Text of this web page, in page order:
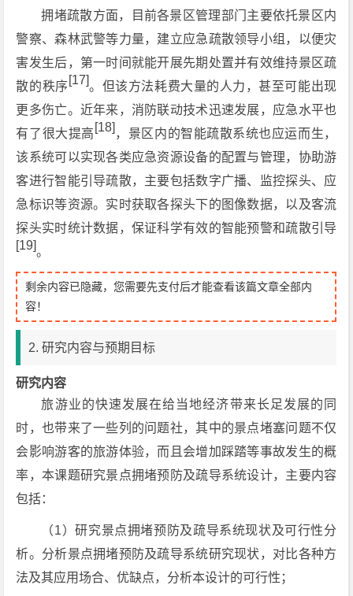
拥堵疏散方面，目前各景区管理部门主要依托景区内
警察、森林武警等力量，建立应急疏散领导小组，以便灾
害发生后，第一时间就能开展先期处置并有效维持景区疏
散的秩序[17]。但该方法耗费大量的人力，甚至可能出现
更多伤亡。近年来，消防联动技术迅速发展，应急水平也
有了很大提高 [18]，景区内的智能疏散系统也应运而生，
该系统可以实现各类应急资源设备的配置与管理，协助游
客进行智能引导疏散，主要包括数字广播、监控探头、应
急标识等资源。实时获取各探头下的图像数据，以及客流
探头实时统计数据，保证科学有效的智能预警和疏散引导
[19]。
剩余内容已隐藏，您需要先支付后才能查看该篇文章全部内
容！
2. 研究内容与预期目标
研究内容
旅游业的快速发展在给当地经济带来长足发展的同
时，也带来了一些列的问题社，其中的景点堵塞问题不仅
会影响游客的旅游体验，而且会增加踩踏等事故发生的概
率，本课题研究景点拥堵预防及疏导系统设计，主要内容
包括：
（1）研究景点拥堵预防及疏导系统现状及可行性分
析。分析景点拥堵预防及疏导系统研究现状，对比各种方
法及其应用场合、优缺点，分析本设计的可行性；